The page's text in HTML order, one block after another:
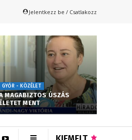
Jelentkezz be / Csatlakozz
GYŐR - KÖZÉLET
MAGABIZTOS ÚSZÁS
MENT